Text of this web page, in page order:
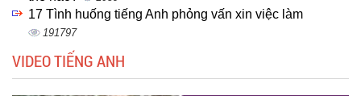
17 Tình huống tiếng Anh phỏng vấn xin việc làm
191797
VIDEO TIẾNG ANH